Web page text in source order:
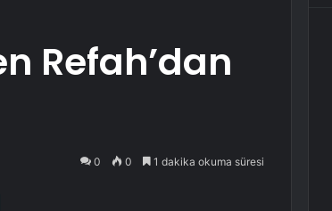
Refah’dan
0 0 1 dakika okuma süresi
Pocket